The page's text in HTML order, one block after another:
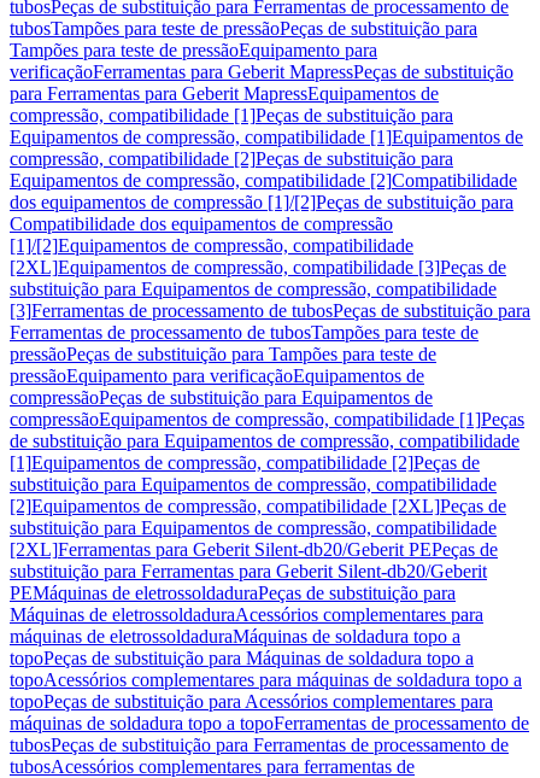
tubosPeças de substituição para Ferramentas de processamento de
tubosTampões para teste de pressãoPeças de substituição para
Tampões para teste de pressãoEquipamento para
verificaçãoFerramentas para Geberit MapressPeças de substituição
para Ferramentas para Geberit MapressEquipamentos de
compressão, compatibilidade [1]Peças de substituição para
Equipamentos de compressão, compatibilidade [1]Equipamentos de
compressão, compatibilidade [2]Peças de substituição para
Equipamentos de compressão, compatibilidade [2]Compatibilidade
dos equipamentos de compressão [1]/[2]Peças de substituição para
Compatibilidade dos equipamentos de compressão
[1]/[2]Equipamentos de compressão, compatibilidade
[2XL]Equipamentos de compressão, compatibilidade [3]Peças de
substituição para Equipamentos de compressão, compatibilidade
[3]Ferramentas de processamento de tubosPeças de substituição para
Ferramentas de processamento de tubosTampões para teste de
pressãoPeças de substituição para Tampões para teste de
pressãoEquipamento para verificaçãoEquipamentos de
compressãoPeças de substituição para Equipamentos de
compressãoEquipamentos de compressão, compatibilidade [1]Peças
de substituição para Equipamentos de compressão, compatibilidade
[1]Equipamentos de compressão, compatibilidade [2]Peças de
substituição para Equipamentos de compressão, compatibilidade
[2]Equipamentos de compressão, compatibilidade [2XL]Peças de
substituição para Equipamentos de compressão, compatibilidade
[2XL]Ferramentas para Geberit Silent-db20/Geberit PEPeças de
substituição para Ferramentas para Geberit Silent-db20/Geberit
PEMáquinas de eletrossoldaduraPeças de substituição para
Máquinas de eletrossoldaduraAcessórios complementares para
máquinas de eletrossoldaduraMáquinas de soldadura topo a
topoPeças de substituição para Máquinas de soldadura topo a
topoAcessórios complementares para máquinas de soldadura topo a
topoPeças de substituição para Acessórios complementares para
máquinas de soldadura topo a topoFerramentas de processamento de
tubosPeças de substituição para Ferramentas de processamento de
tubosAcessórios complementares para ferramentas de